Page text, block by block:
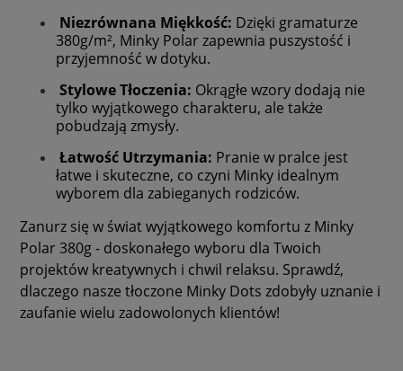
Niezrównana Miękkość: Dzięki gramaturze
380g/m², Minky Polar zapewnia puszystość i
przyjemność w dotyku.
Stylowe Tłoczenia: Okrągłe wzory dodają nie
tylko wyjątkowego charakteru, ale także
pobudzają zmysły.
Łatwość Utrzymania: Pranie w pralce jest
łatwe i skuteczne, co czyni Minky idealnym
wyborem dla zabieganych rodziców.
Zanurz się w świat wyjątkowego komfortu z Minky
Polar 380g - doskonałego wyboru dla Twoich
projektów kreatywnych i chwil relaksu. Sprawdź,
dlaczego nasze tłoczone Minky Dots zdobyły uznanie i
zaufanie wielu zadowolonych klientów!